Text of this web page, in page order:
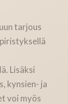
tarjous
Lisäksi
kynsien- ja
voi myös